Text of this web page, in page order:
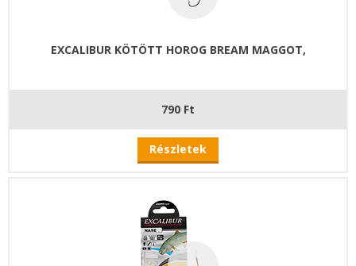
EXCALIBUR KÖTÖTT HOROG BREAM MAGGOT,
790 Ft
Részletek